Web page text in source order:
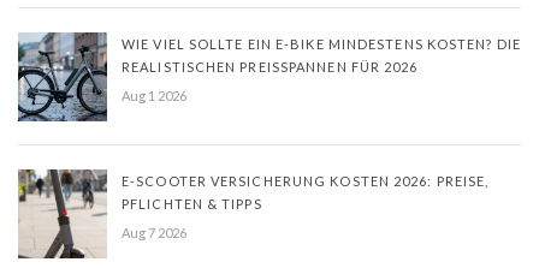
WIE VIEL SOLLTE EIN E-BIKE MINDESTENS KOSTEN? DIE
REALISTISCHEN PREISSPANNEN FÜR 2026
Aug 1 2026
E-SCOOTER VERSICHERUNG KOSTEN 2026: PREISE,
PFLICHTEN & TIPPS
Aug 7 2026